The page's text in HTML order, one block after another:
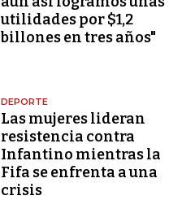
utilidades por $1,2
billones en tres años"
DEPORTE
Las mujeres lideran
resistencia contra
Infantino mientras la
Fifa se enfrenta a una
crisis